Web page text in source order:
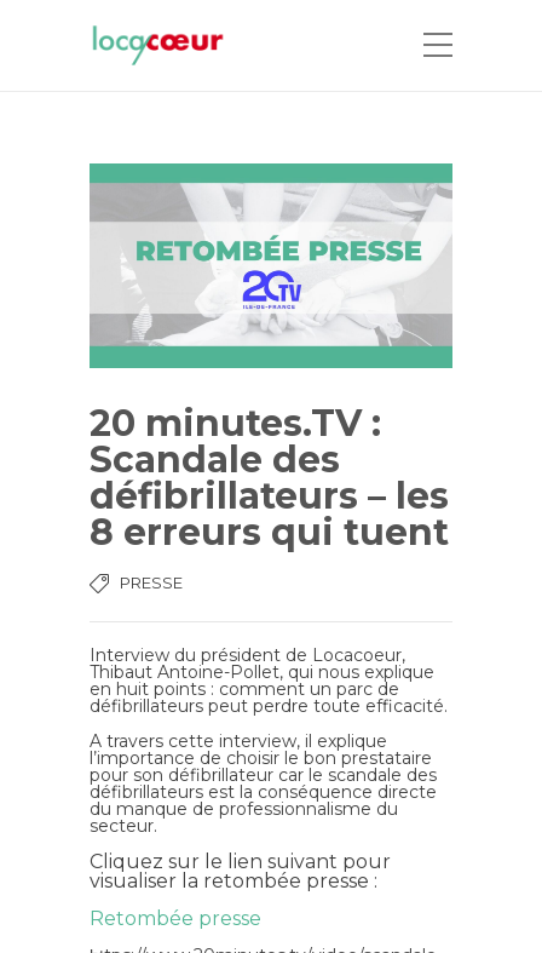
20 minutes.TV :
Scandale des
défibrillateurs – les
8 erreurs qui tuent
PRESSE
Interview du président de Locacoeur,
Thibaut Antoine-Pollet, qui nous explique
en huit points : comment un parc de
défibrillateurs peut perdre toute efficacité.
A travers cette interview, il explique
l’importance de choisir le bon prestataire
pour son défibrillateur car le scandale des
défibrillateurs est la conséquence directe
du manque de professionnalisme du
secteur.
Cliquez sur le lien suivant pour
visualiser la retombée presse :
Retombée presse